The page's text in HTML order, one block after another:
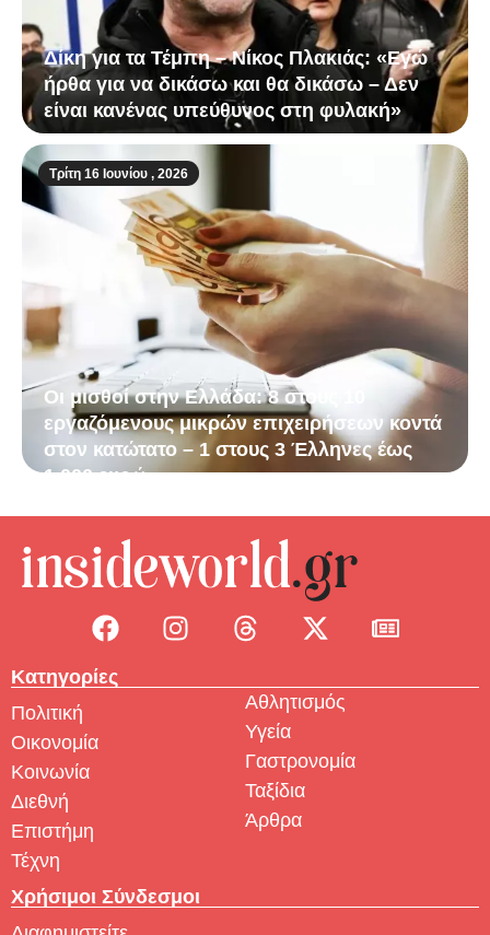
Δίκη για τα Τέμπη – Νίκος Πλακιάς: «Εγώ
ήρθα για να δικάσω και θα δικάσω – Δεν
είναι κανένας υπεύθυνος στη φυλακή»
Τρίτη 16 Ιουνίου , 2026
Οι μισθοί στην Ελλάδα: 8 στους 10
εργαζόμενους μικρών επιχειρήσεων κοντά
στον κατώτατο – 1 στους 3 Έλληνες έως
1.000 ευρώ
Κατηγορίες
Πολιτική
Οικονομία
Κοινωνία
Διεθνή
Επιστήμη
Τέχνη
Αθλητισμός
Υγεία
Γαστρονομία
Ταξίδια
Άρθρα
Χρήσιμοι Σύνδεσμοι